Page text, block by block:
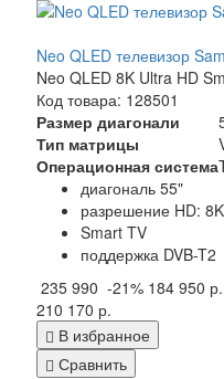
Neo QLED телевизор
Neo QLED 8K Ultra HD
Код товара: 128501
Размер диагонали
Тип матрицы
Операционная система
диагональ 55"
разрешение HD:
Smart TV
поддержка DVB-T2
235 990 -21% 184 950 р.
210 170 р.
В избранное
Сравнить